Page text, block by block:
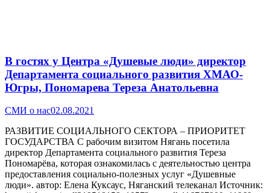
В гостях у Центра «Душевые люди» директор
Департамента социального развития ХМАО-
Югры, Пономарева Тереза Анатольевна
СМИ о нас02.08.2021
РАЗВИТИЕ СОЦИАЛЬНОГО СЕКТОРА – ПРИОРИТЕТ
ГОСУДАРСТВА С рабочим визитом Нягань посетила
директор Департамента социального развития Тереза
Пономарёва, которая ознакомилась с деятельностью центра
предоставления социально-полезных услуг «Душевные
люди». автор: Елена Куксаус, Няганский телеканал Источник: